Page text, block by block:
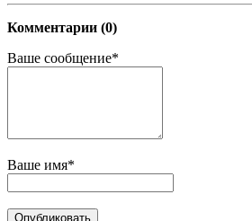
Комментарии (0)
Ваше сообщение*
Ваше имя*